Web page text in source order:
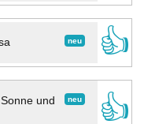
neu
👍
neu
und
👍